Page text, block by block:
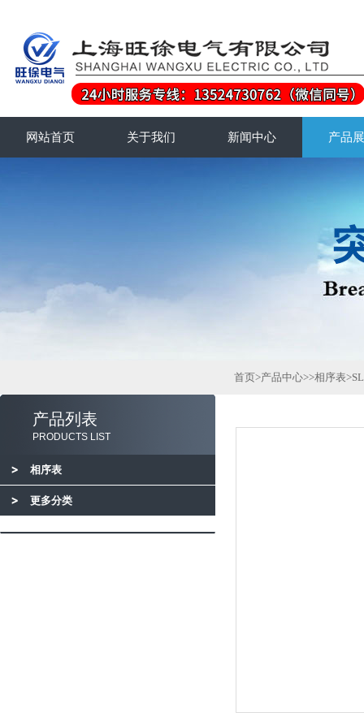
网站首页 关于我们 新闻中心 产品
产品列表
PRODUCTS LIST
相序表
更多分类
首页>产品中心>>相序表